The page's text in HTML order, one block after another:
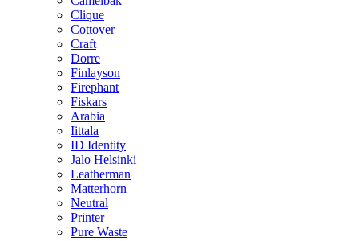
Clique
Cottover
Craft
Dorre
Finlayson
Firephant
Fiskars
Arabia
Iittala
ID Identity
Jalo Helsinki
Leatherman
Matterhorn
Neutral
Printer
Pure Waste